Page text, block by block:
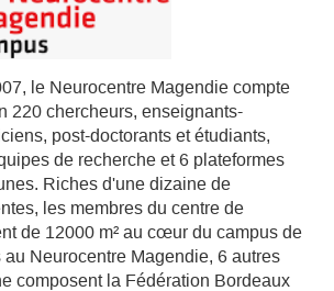
le Neurocentre Magendie compte
220 chercheurs, enseignants-
post-doctorants et étudiants,
de recherche et 6 plateformes
Riches d'une dizaine de
les membres du centre de
de 12000 m² au cœur du campus de
Neurocentre Magendie, 6 autres
composent la Fédération Bordeaux